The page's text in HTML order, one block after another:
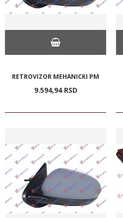
RETROVIZOR MEHANICKI PM
9.594,94 RSD